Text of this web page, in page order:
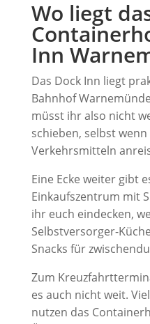
Wo liegt
Inn
Das Dock Inn liegt
Bahnhof
müsst ihr also nicht
schieben, selbst
Verkehrsmitteln
Eine Ecke weiter gibt
Einkaufszentrum mit
ihr euch eindecken,
Selbstversorger-
Snacks für
Zum
es auch nicht weit.
nutzen das